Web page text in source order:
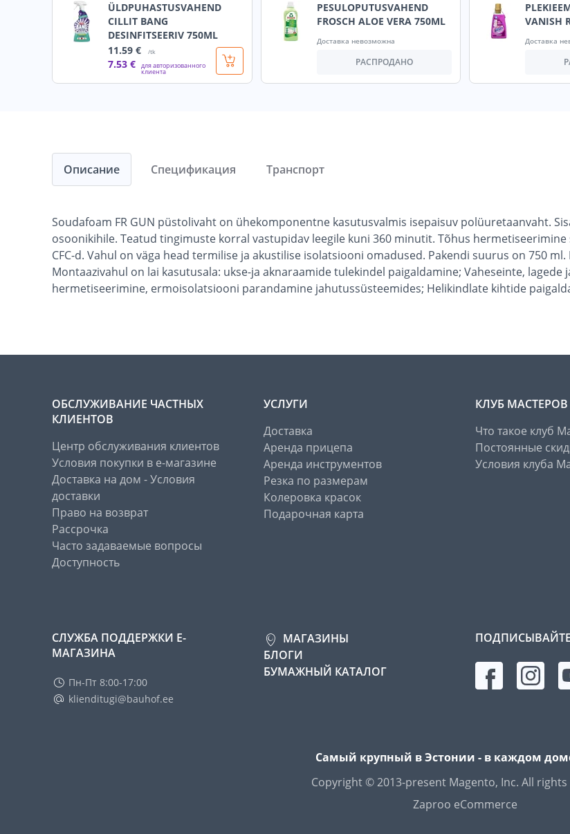
ÜLDPUHASTUSVAHEND
CILLIT BANG
DESINFITSEERIV 750ML
11.59 € /tk
7.53 € для авторизованного
клиента
PESULOPUTUSVAHEND
FROSCH ALOE VERA 750ML
Доставка невозможна
РАСПРОДАНО
VANISH
Доставка
Описание
Soudafoam FR GUN püstolivaht on ühekomponentne kasutusvalmis isepaisuv polüuretaanvaht.
osoonikihile. Teatud tingimuste korral vastupidav leegile kuni 360 minutit. Tõhus hermetiseerimine
CFC-d. Vahul on väga head termilise ja akustilise isolatsiooni omadused. Pakendi suurus on 750
Montaazivahul on lai kasutusala: ukse-ja aknaraamide tulekindel paigaldamine; Vaheseinte,
hermetiseerimine, ermoisolatsiooni parandamine jahutussüsteemides; Helikindlate kihtide
Спецификация Транспорт
ОБСЛУЖИВАНИЕ ЧАСТНЫХ
КЛИЕНТОВ
Центр обслуживания клиентов
Условия покупки в е-магазине
Доставка на дом - Условия
доставки
Право на возврат
Рассрочка
Часто задаваемые вопросы
Доступность
УСЛУГИ
Доставка
Аренда прицепа
Аренда инструментов
Резка по размерам
Колеровка красок
Подарочная карта
КЛУБ МАСТЕРОВ
Что такое клуб
Постоянные
Условия клуба
СЛУЖБА ПОДДЕРЖКИ Е-
МАГАЗИНА
Пн-Пт 8:00-17:00
klienditugi@bauhof.ee
МАГАЗИНЫ
БЛОГИ
БУМАЖНЫЙ КАТАЛОГ
Самый крупный в Эстонии - в каждом
Copyright © 2013-present Magento, Inc. All
Zaproo eCommerce